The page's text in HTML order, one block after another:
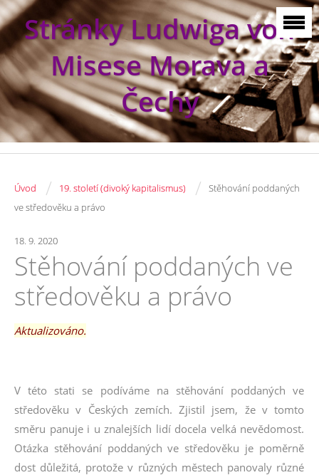
Stránky Ludwiga von
Misese Morava a
Čechy
Úvod / 19. století (divoký kapitalismus) /
Stěhování poddaných
ve středověku a právo
18. 9. 2020
Stěhování poddaných ve
středověku a právo
Aktualizováno.
V této stati se podíváme na stěhování poddaných ve
středověku v Českých zemích. Zjistil jsem, že v tomto
směru panuje i u znalejších lidí docela velká nevědomost.
Otázka stěhování poddaných ve středověku je poměrně
dost důležitá, protože v různých městech panovaly různé